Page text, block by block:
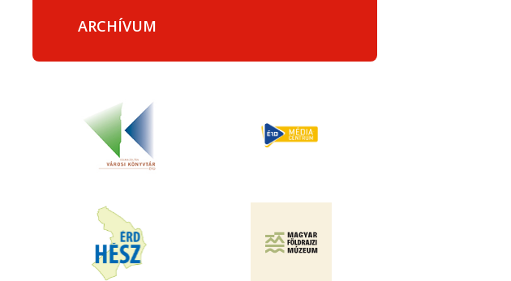
ARCHÍVUM